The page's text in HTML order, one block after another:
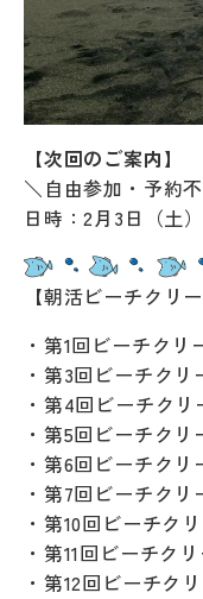
【次回のご案内】
＼自由参加・予約
日時：2月3日（
【朝活ビーチクリ
・第1回ビーチクリ
・第3回ビーチク
・第4回ビーチク
・第5回ビーチク
・第6回ビーチク
・第7回ビーチク
・第10回ビーチク
・第11回ビーチク
・第12回ビーチク